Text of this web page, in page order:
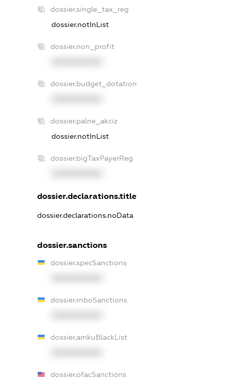
dossier.single_tax_reg
dossier.notInList
dossier.non_profit
dossier.budget_dotation
dossier.palne_akciz
dossier.notInList
dossier.bigTaxPayerReg
dossier.declarations.title
dossier.declarations.noData
dossier.sanctions
dossier.specSanctions
dossier.rnboSanctions
dossier.amkuBlackList
dossier.ofacSanctions